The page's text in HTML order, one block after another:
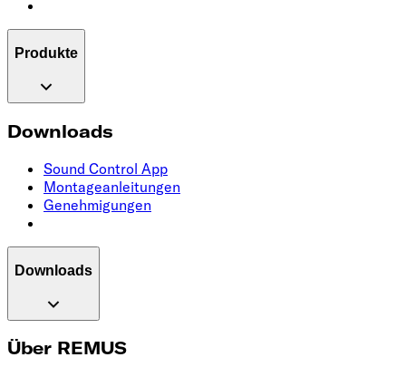
Produkte
Downloads
Sound Control App
Montageanleitungen
Genehmigungen
Downloads
Über REMUS